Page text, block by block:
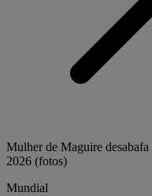
Mulher de Maguire
2026 (fotos)
Mundial